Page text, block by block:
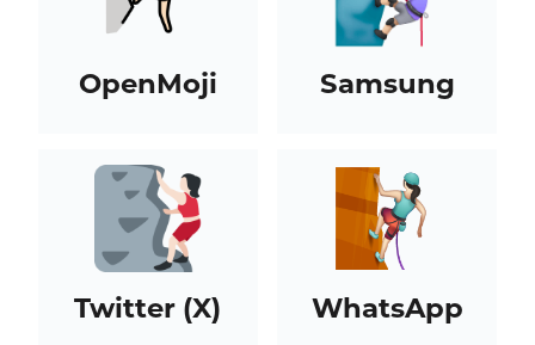
OpenMoji Samsung
Twitter (X) WhatsApp